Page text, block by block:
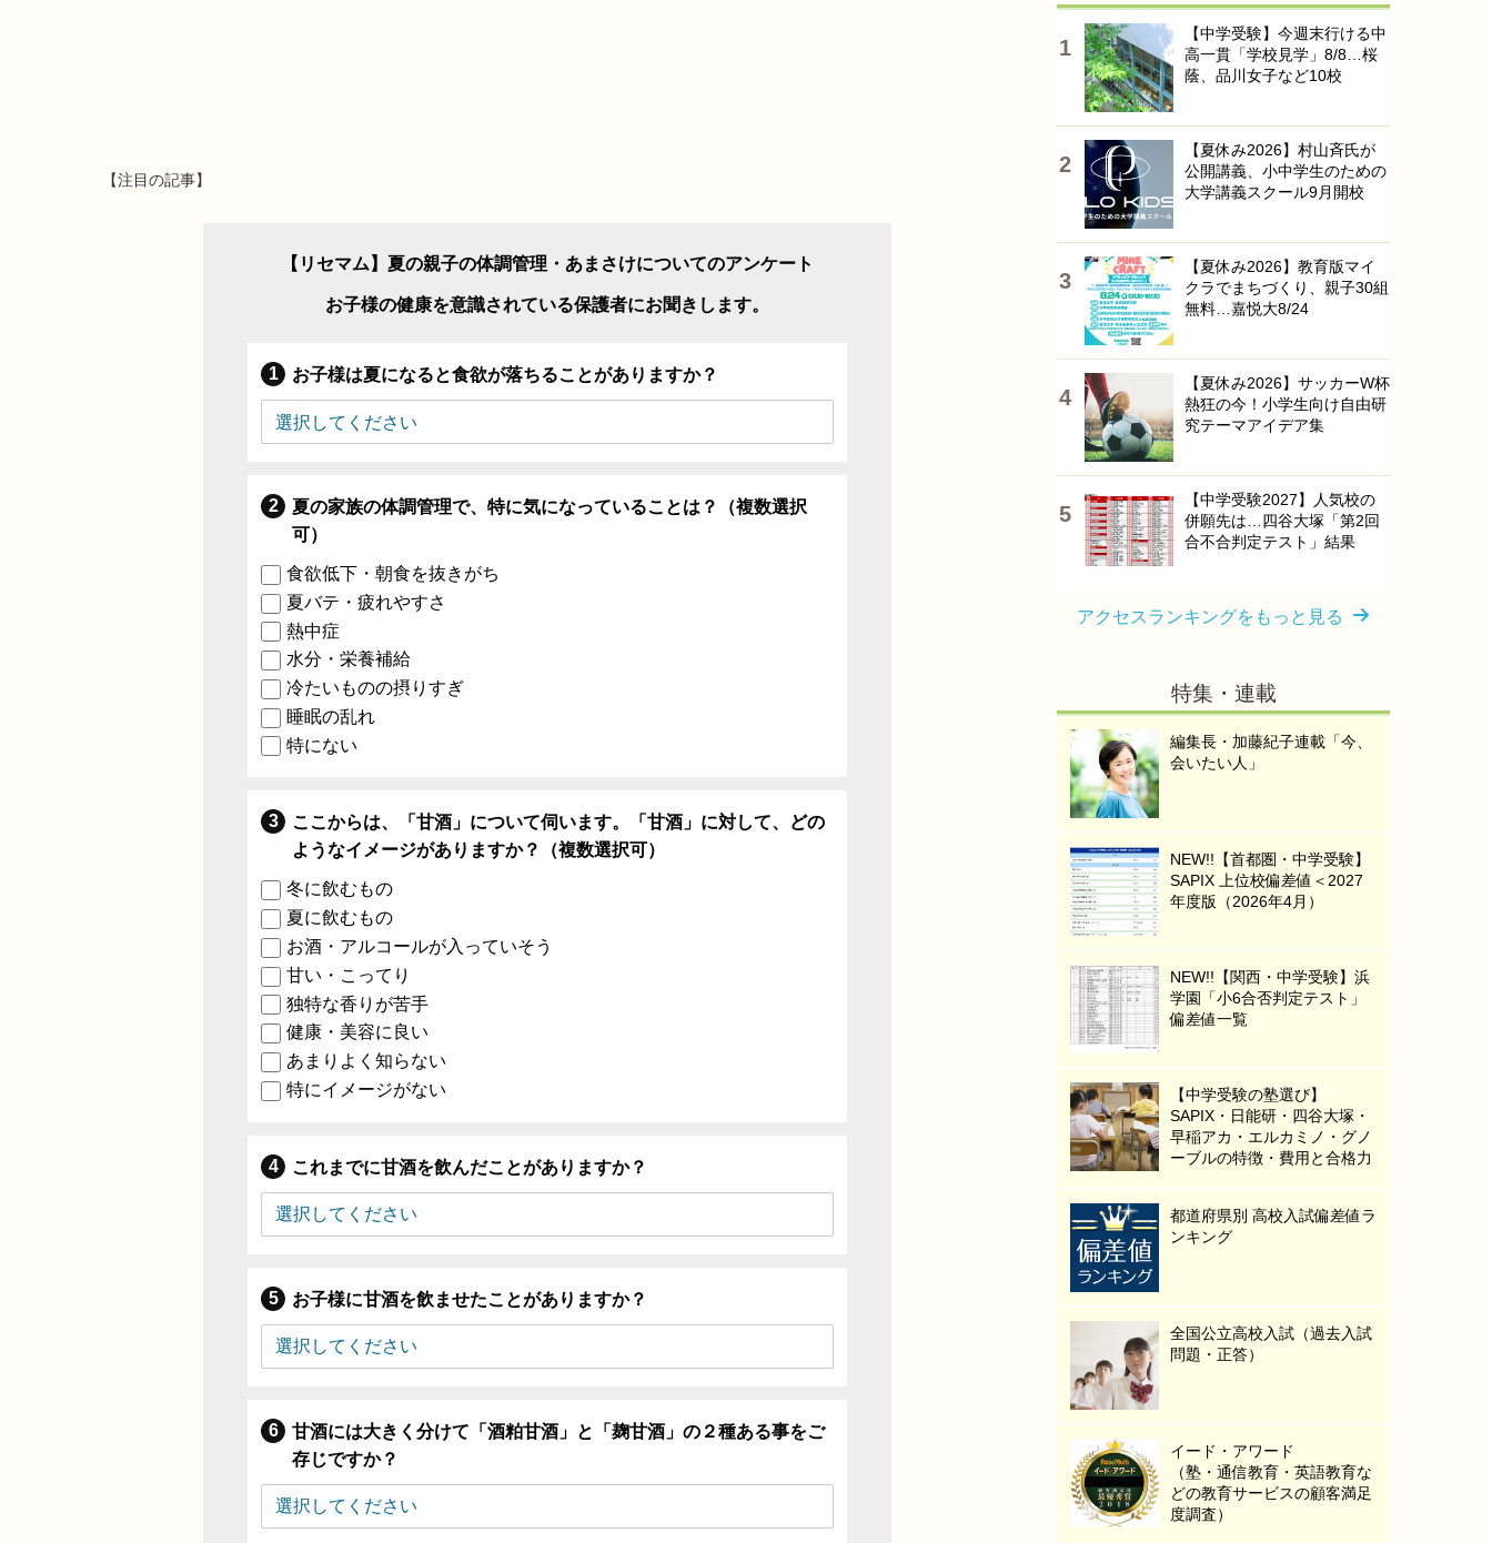
【注目の記事】
【リセマム】夏の親子の体調管理・あまさけについてのアンケート
お子様の健康を意識されている保護者にお聞きします。
お子様は夏になると食欲が落ちることがありますか？
夏の家族の体調管理で、特に気になっていることは？（複数選択
可）
食欲低下・朝食を抜きがち
夏バテ・疲れやすさ
熱中症
水分・栄養補給
冷たいものの摂りすぎ
睡眠の乱れ
特にない
ここからは、「甘酒」について伺います。「甘酒」に対して、どの
ようなイメージがありますか？（複数選択可）
冬に飲むもの
夏に飲むもの
お酒・アルコールが入っていそう
甘い・こってり
独特な香りが苦手
健康・美容に良い
あまりよく知らない
特にイメージがない
これまでに甘酒を飲んだことがありますか？
お子様に甘酒を飲ませたことがありますか？
甘酒には大きく分けて「酒粕甘酒」と「麹甘酒」の２種ある事をご
存じですか？
【中学受験】今週末行ける中
高一貫「学校見学」8/8…桜
蔭、品川女子など10校
【夏休み2026】村山斉氏が
公開講義、小中学生のための
大学講義スクール9月開校
【夏休み2026】教育版マイ
クラでまちづくり、親子30組
無料…嘉悦大8/24
【夏休み2026】サッカーW杯
熱狂の今！小学生向け自由研
究テーマアイデア集
【中学受験2027】人気校の
併願先は…四谷大塚「第2回
合不合判定テスト」結果
アクセスランキングをもっと見る
特集・連載
編集長・加藤紀子連載「今、
会いたい人」
NEW!!【首都圏・中学受験】
SAPIX 上位校偏差値＜2027
年度版（2026年4月）
NEW!!【関西・中学受験】浜
学園「小6合否判定テスト」
偏差値一覧
【中学受験の塾選び】
SAPIX・日能研・四谷大塚・
早稲アカ・エルカミノ・グノ
ーブルの特徴・費用と合格力
都道府県別 高校入試偏差値ラ
ンキング
全国公立高校入試（過去入試
問題・正答）
イード・アワード
（塾・通信教育・英語教育な
どの教育サービスの顧客満足
度調査）